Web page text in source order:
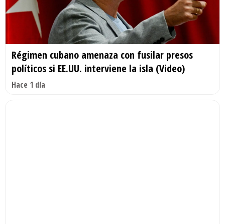
Régimen cubano amenaza con fusilar presos
políticos si EE.UU. interviene la isla (Video)
Hace 1 día